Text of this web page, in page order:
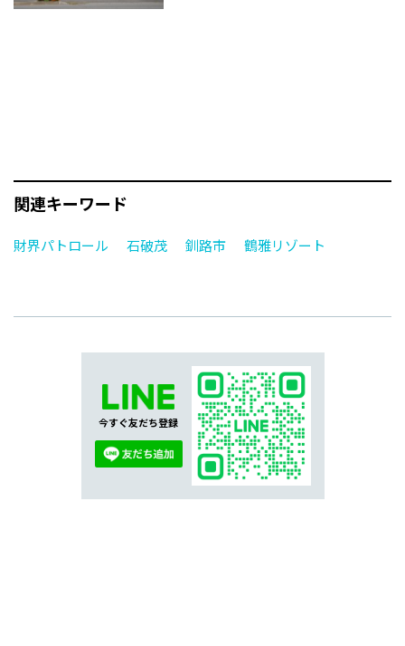
関連キーワード
財界パトロール 石破茂 釧路市 鶴雅リゾート
今すぐ友だち登録